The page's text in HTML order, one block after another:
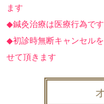
ます
◆鍼灸治療は医療行為で
◆初診時無断キャンセル
せて頂きます